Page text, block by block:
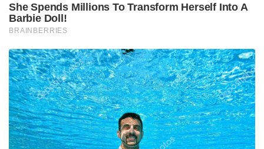
She Spends Millions To Transform Herself Into A
Barbie Doll!
BRAINBERRIES